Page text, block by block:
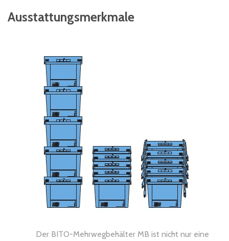
Ausstattungsmerkmale
Der BITO-Mehrwegbehälter MB ist nicht nur eine